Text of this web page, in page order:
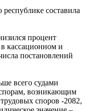
составила
процент
кассационном и
постановлений
всего судами
возникающим
споров -2082,